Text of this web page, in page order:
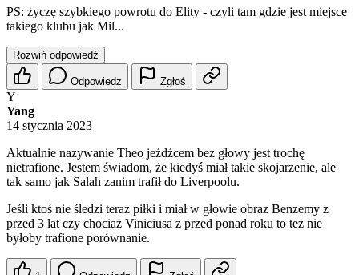
PS: życzę szybkiego powrotu do Elity - czyli tam gdzie jest miejsce
takiego klubu jak Mil...
Rozwiń odpowiedź
Odpowiedz Zgłoś
Y
Yang
14 stycznia 2023
Aktualnie nazywanie Theo jeźdźcem bez głowy jest trochę
nietrafione. Jestem świadom, że kiedyś miał takie skojarzenie, ale
tak samo jak Salah zanim trafił do Liverpoolu.
Jeśli ktoś nie śledzi teraz piłki i miał w głowie obraz Benzemy z
przed 3 lat czy chociaż Viniciusa z przed ponad roku to też nie
byłoby trafione porównanie.